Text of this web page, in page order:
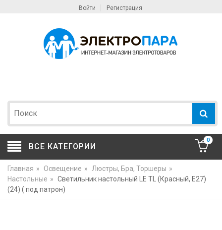
Войти Регистрация
ВСЕ КАТЕГОРИИ
0
Главная » Освещение » Люстры, Бра, Торшеры »
Настольные » Светильник настольный LE TL (Красный, E27)
(24) ( под патрон)